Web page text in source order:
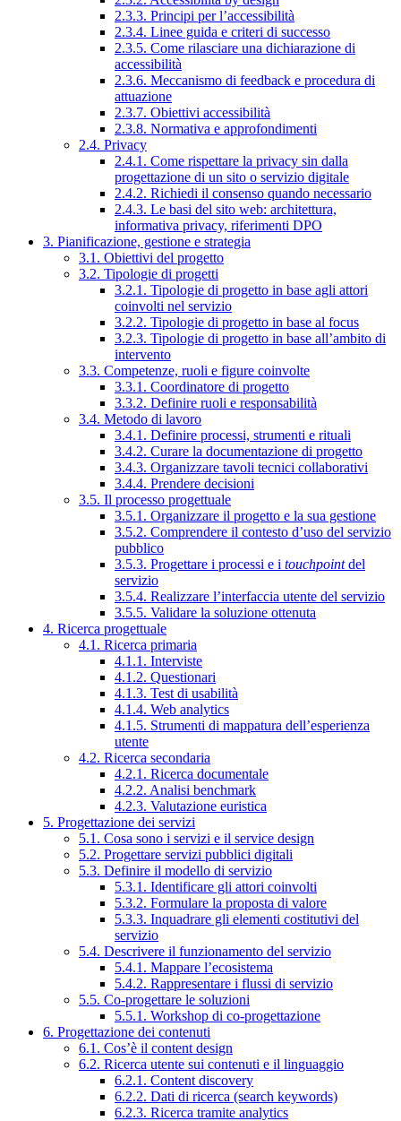
2.3.3. Principi per l’accessibilità
2.3.4. Linee guida e criteri di successo
2.3.5. Come rilasciare una dichiarazione di
accessibilità
2.3.6. Meccanismo di feedback e procedura di
attuazione
2.3.7. Obiettivi accessibilità
2.3.8. Normativa e approfondimenti
2.4. Privacy
2.4.1. Come rispettare la privacy sin dalla
progettazione di un sito o servizio digitale
2.4.2. Richiedi il consenso quando necessario
2.4.3. Le basi del sito web: architettura,
informativa privacy, riferimenti DPO
3. Pianificazione, gestione e strategia
3.1. Obiettivi del progetto
3.2. Tipologie di progetti
3.2.1. Tipologie di progetto in base agli attori
coinvolti nel servizio
3.2.2. Tipologie di progetto in base al focus
3.2.3. Tipologie di progetto in base all’ambito di
intervento
3.3. Competenze, ruoli e figure coinvolte
3.3.1. Coordinatore di progetto
3.3.2. Definire ruoli e responsabilità
3.4. Metodo di lavoro
3.4.1. Definire processi, strumenti e rituali
3.4.2. Curare la documentazione di progetto
3.4.3. Organizzare tavoli tecnici collaborativi
3.4.4. Prendere decisioni
3.5. Il processo progettuale
3.5.1. Organizzare il progetto e la sua gestione
3.5.2. Comprendere il contesto d’uso del servizio
pubblico
3.5.3. Progettare i processi e i touchpointdel
servizio
3.5.4. Realizzare l’interfaccia utente del servizio
3.5.5. Validare la soluzione ottenuta
4. Ricerca progettuale
4.1. Ricerca primaria
4.1.1. Interviste
4.1.2. Questionari
4.1.3. Test di usabilità
4.1.4. Web analytics
4.1.5. Strumenti di mappatura dell’esperienza
utente
4.2. Ricerca secondaria
4.2.1. Ricerca documentale
4.2.2. Analisi benchmark
4.2.3. Valutazione euristica
5. Progettazione dei servizi
5.1. Cosa sono i servizi e il service design
5.2. Progettare servizi pubblici digitali
5.3. Definire il modello di servizio
5.3.1. Identificare gli attori coinvolti
5.3.2. Formulare la proposta di valore
5.3.3. Inquadrare gli elementi costitutivi del
servizio
5.4. Descrivere il funzionamento del servizio
5.4.1. Mappare l’ecosistema
5.4.2. Rappresentare i flussi di servizio
5.5. Co-progettare le soluzioni
5.5.1. Workshop di co-progettazione
6. Progettazione dei contenuti
6.1. Cos’è il content design
6.2. Ricerca utente sui contenuti e il linguaggio
6.2.1. Content discovery
6.2.2. Dati di ricerca (search keywords)
6.2.3. Ricerca tramite analytics